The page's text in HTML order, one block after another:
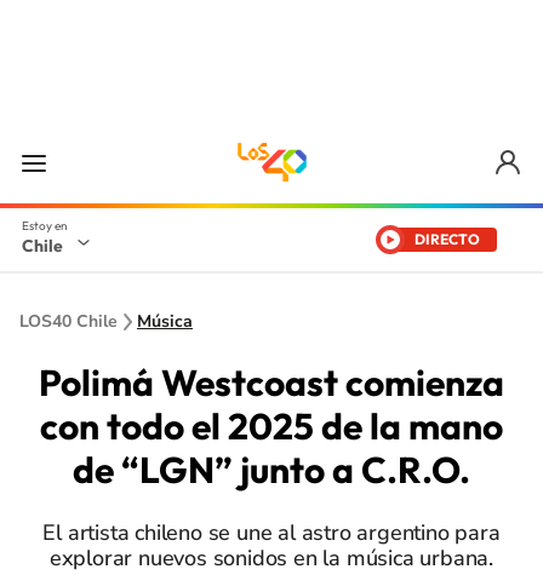
Chile DIRECTO
LOS40 Chile Música
Polimá Westcoast comienza
con todo el 2025 de la mano
de “LGN” junto a C.R.O.
El artista chileno se une al astro argentino para
explorar nuevos sonidos en la música urbana.